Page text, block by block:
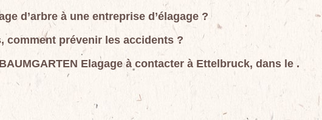
d’arbre à une entreprise d’élagage ?
comment prévenir les accidents ?
Elagage à contacter à Ettelbruck, dans le .